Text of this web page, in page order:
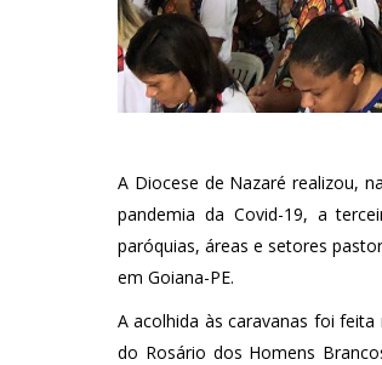
A Diocese de Nazaré realizou,
pandemia da Covid-19, a
paróquias, áreas e setores
em Goiana-PE.
A acolhida às caravanas foi
do Rosário dos Homens